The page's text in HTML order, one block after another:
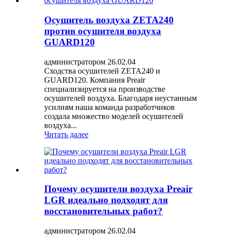
Осушитель воздуха ZETA240
против осушителя воздуха
GUARD120
администратором 26.02.04
Сходства осушителей ZETA240 и
GUARD120. Компания Preair
специализируется на производстве
осушителей воздуха. Благодаря неустанным
усилиям наша команда разработчиков
создала множество моделей осушителей
воздуха...
Читать далее
Почему осушители воздуха Preair
LGR идеально подходят для
восстановительных работ?
администратором 26.02.04